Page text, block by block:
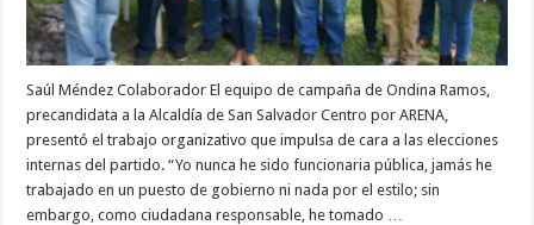
Saúl Méndez Colaborador El equipo de campaña de Ondina Ramos,
precandidata a la Alcaldía de San Salvador Centro por ARENA,
presentó el trabajo organizativo que impulsa de cara a las elecciones
internas del partido. “Yo nunca he sido funcionaria pública, jamás he
trabajado en un puesto de gobierno ni nada por el estilo; sin
embargo, como ciudadana responsable, he tomado …